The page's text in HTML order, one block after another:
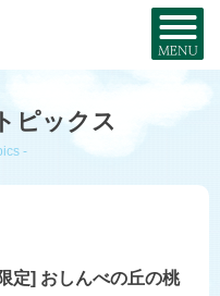
ス
ピックス
-
定] おしんべの丘の桃